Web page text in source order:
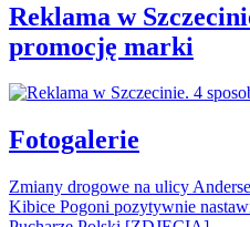
Reklama w
promocję marki
Fotogalerie
Zmiany drogowe na ulicy
Kibice Pogoni pozytywnie